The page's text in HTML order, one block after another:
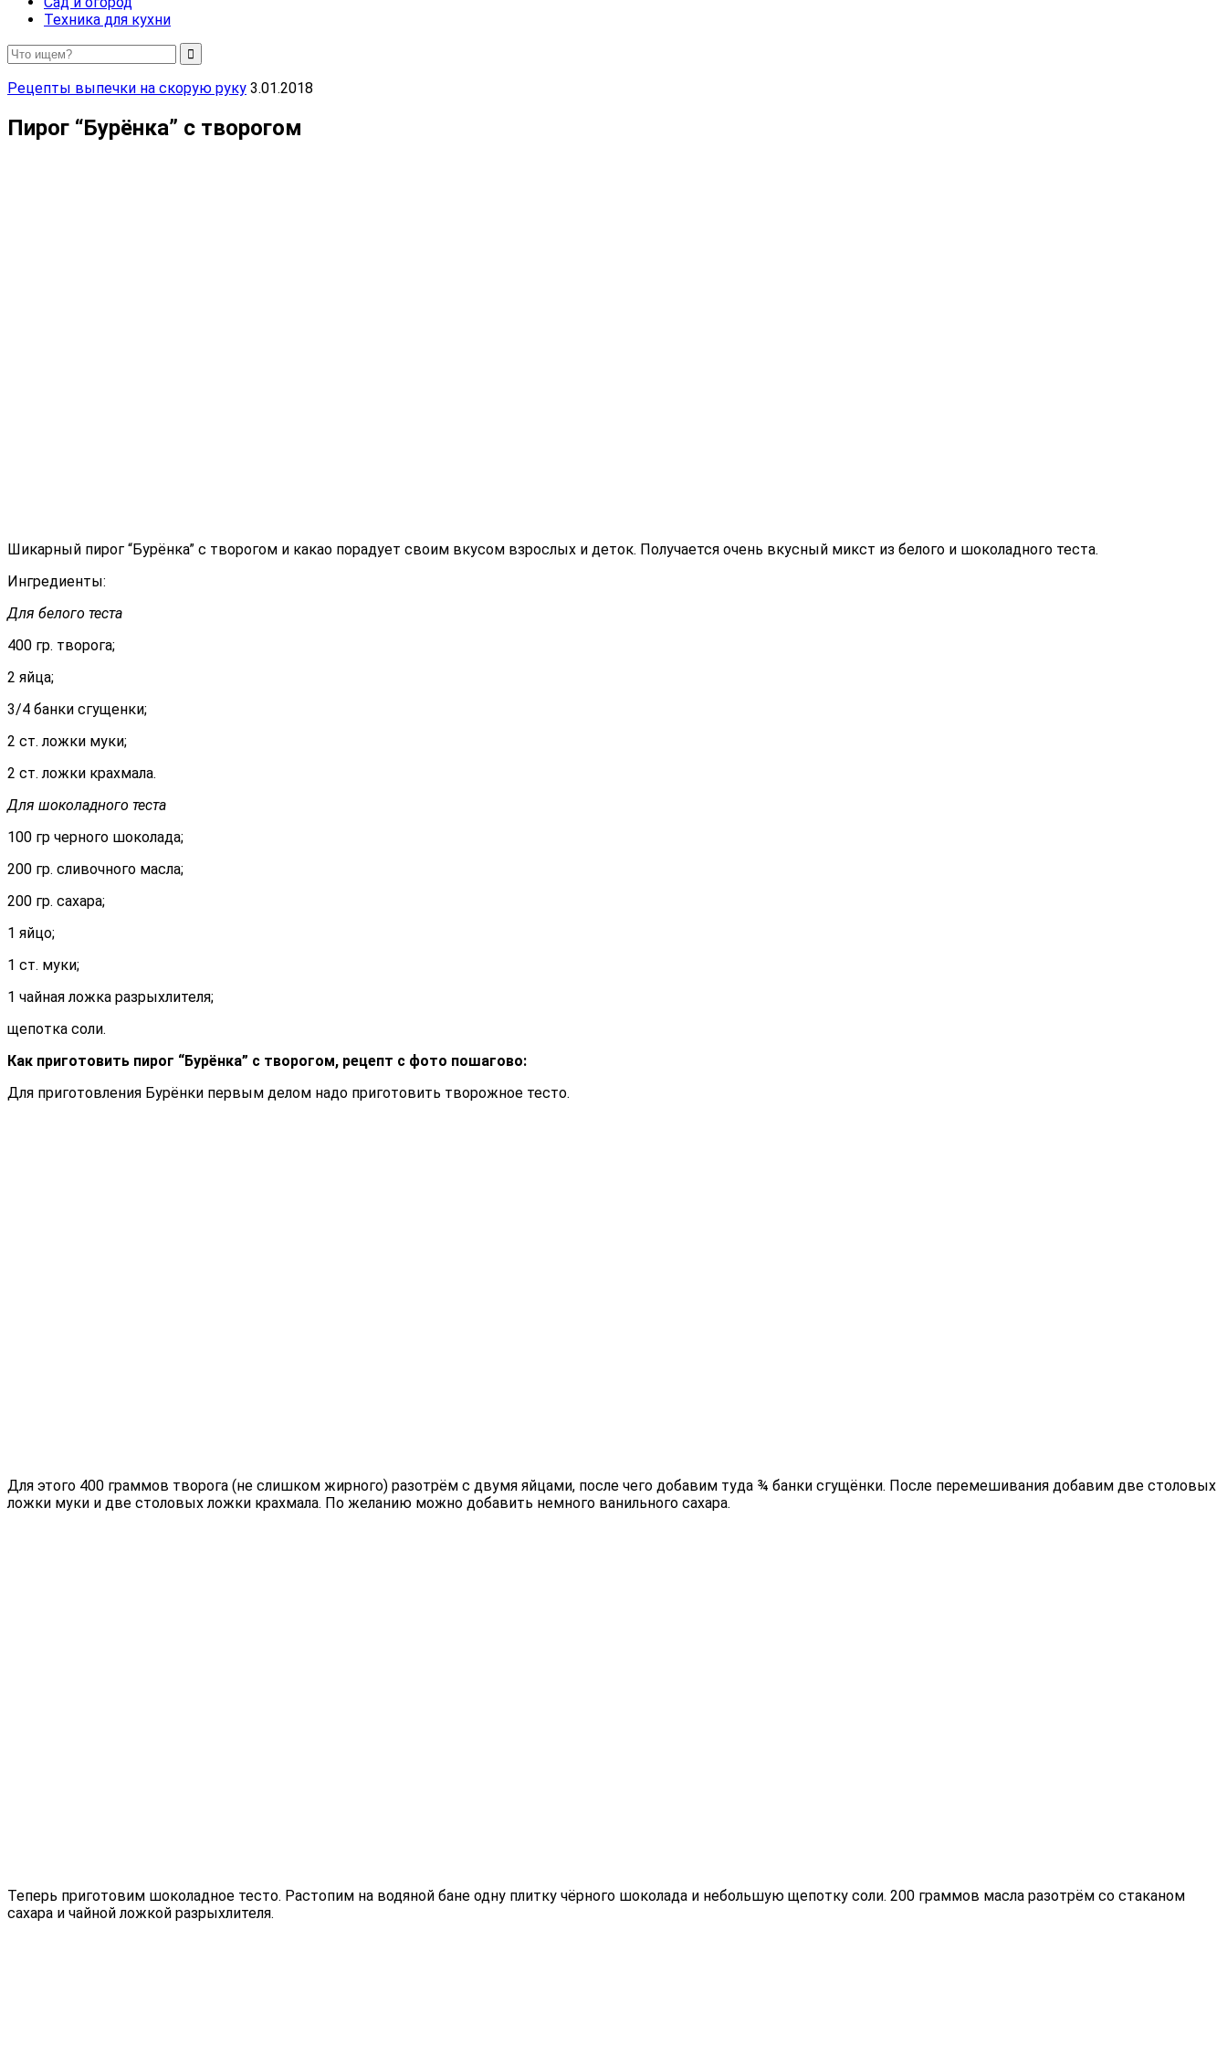
Техника для кухни
Рецепты выпечки на скорую руку 3.01.2018
Пирог “Бурёнка” с творогом
Шикарный пирог “Бурёнка” с творогом и какао порадует своим вкусом взрослых и деток. Получается очень вкусный микст из белого и шоколадного теста.
Ингредиенты:
Для белого теста
400 гр. творога;
2 яйца;
3/4 банки сгущенки;
2 ст. ложки муки;
2 ст. ложки крахмала.
Для шоколадного теста
100 гр черного шоколада;
200 гр. сливочного масла;
200 гр. сахара;
1 яйцо;
1 ст. муки;
1 чайная ложка разрыхлителя;
щепотка соли.
Как приготовить пирог “Бурёнка” с творогом, рецепт с фото пошагово:
Для приготовления Бурёнки первым делом надо приготовить творожное тесто.
Для этого 400 граммов творога (не слишком жирного) разотрём с двумя яйцами, после чего добавим туда ¾ банки сгущёнки. После перемешивания добавим две столовых
ложки муки и две столовых ложки крахмала. По желанию можно добавить немного ванильного сахара.
Теперь приготовим шоколадное тесто. Растопим на водяной бане одну плитку чёрного шоколада и небольшую щепотку соли. 200 граммов масла разотрём со стаканом
сахара и чайной ложкой разрыхлителя.